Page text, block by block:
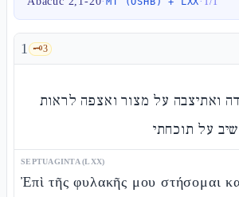
1 🗝️3
ואתיצבה על מצור ואצפה לראות
על תוכחתי
SEPTUAGINTA (LXX)
Ἐπὶ τῆς φυλακῆς μου στήσομαι